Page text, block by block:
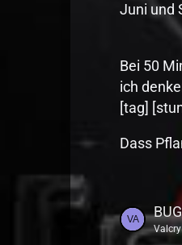
Juni und
Bei 50
ich
[tag]
Dass
Valcry